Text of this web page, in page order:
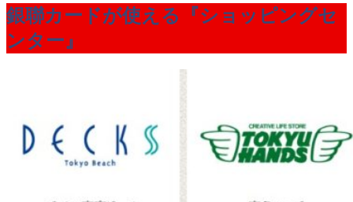
銀聯カードが使える『ショッピングセ
ンター』